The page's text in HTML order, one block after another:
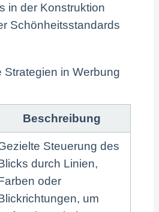
in der Konstruktion
Schönheitsstandards
Strategien in Werbung
Beschreibung
Steuerung des
durch Linien,
oder
um